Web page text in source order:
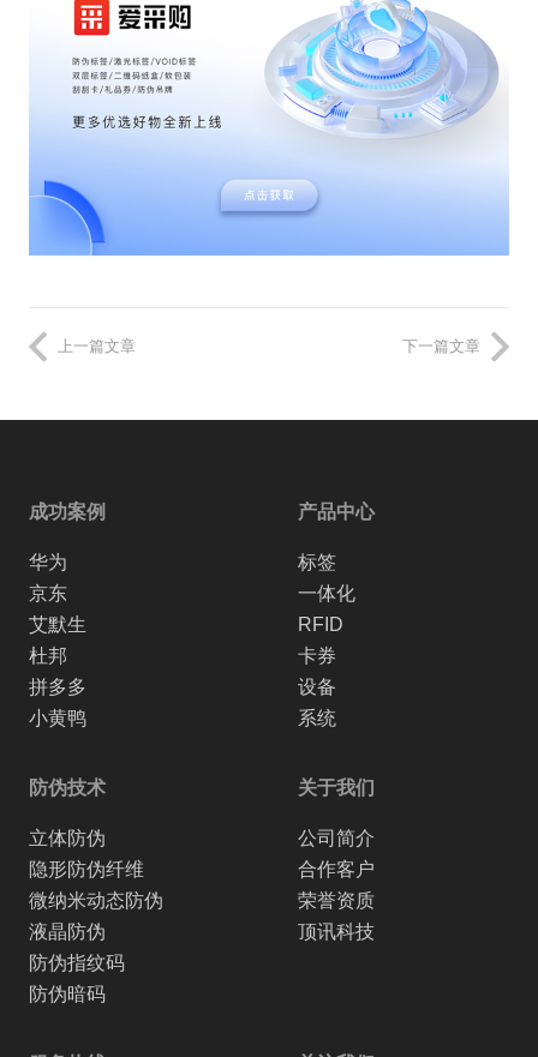
上一篇文章 下一篇文章
成功案例
华为
京东
艾默生
杜邦
拼多多
小黄鸭
产品中心
标签
一体化
RFID
卡券
设备
系统
防伪技术
立体防伪
隐形防伪纤维
微纳米动态防伪
液晶防伪
防伪指纹码
防伪暗码
关于我们
公司简介
合作客户
荣誉资质
顶讯科技